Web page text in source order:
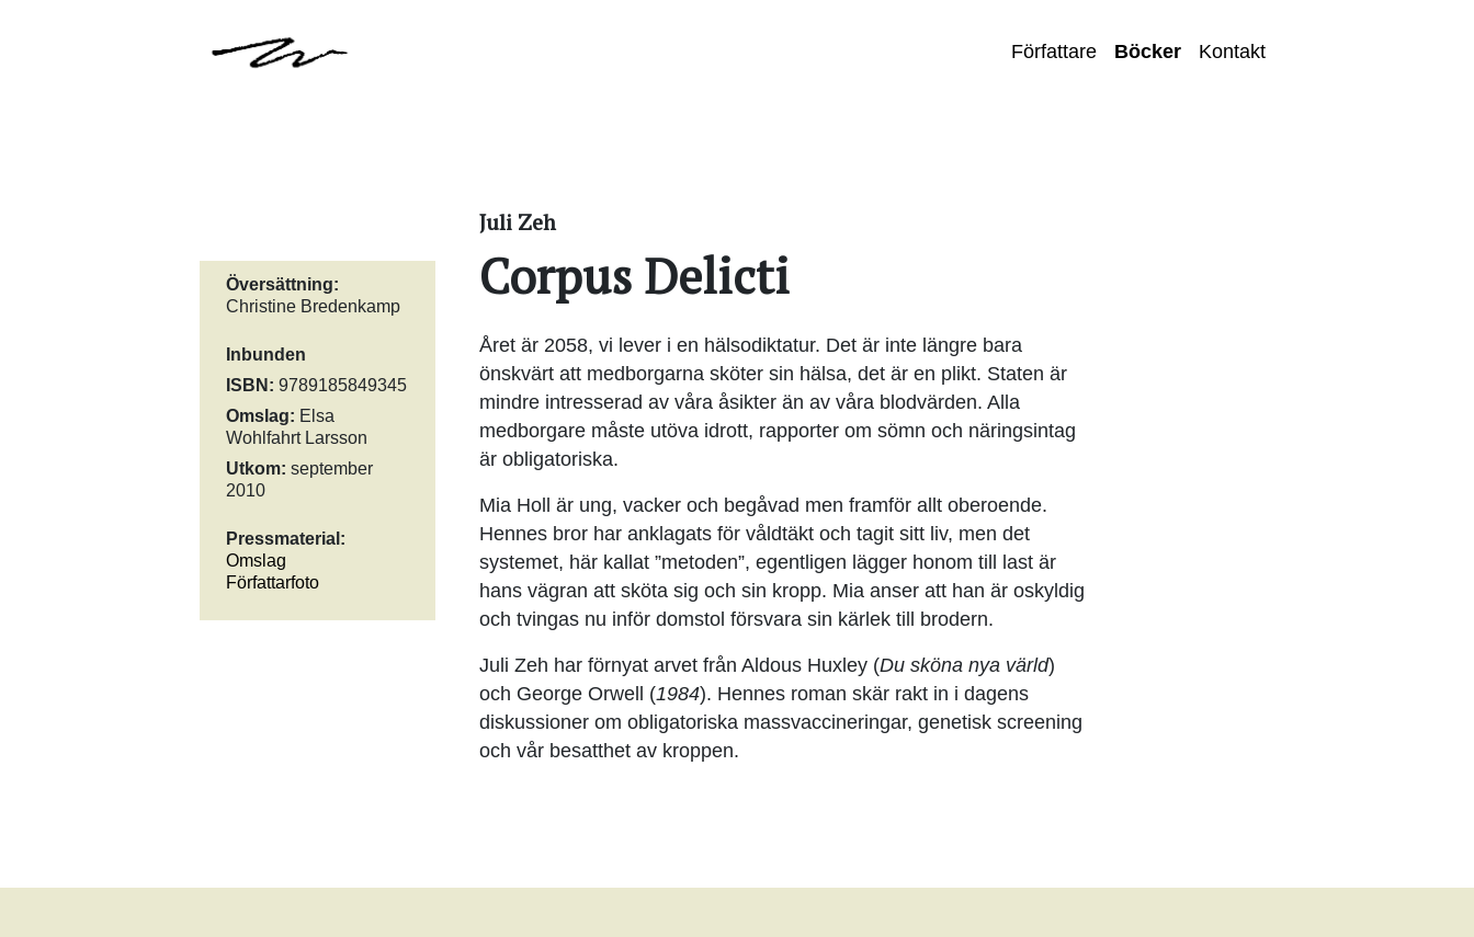
Författare Böcker Kontakt
Översättning:
Christine Bredenkamp
Inbunden
ISBN: 9789185849345
Omslag: Elsa
Wohlfahrt Larsson
Utkom: september
2010
Pressmaterial:
Omslag
Författarfoto
Juli Zeh
Corpus Delicti
Året är 2058, vi lever i en hälsodiktatur. Det är inte längre bara
önskvärt att medborgarna sköter sin hälsa, det är en plikt. Staten är
mindre intresserad av våra åsikter än av våra blodvärden. Alla
medborgare måste utöva idrott, rapporter om sömn och näringsintag
är obligatoriska.
Mia Holl är ung, vacker och begåvad men framför allt oberoende.
Hennes bror har anklagats för våldtäkt och tagit sitt liv, men det
systemet, här kallat ”metoden”, egentligen lägger honom till last är
hans vägran att sköta sig och sin kropp. Mia anser att han är oskyldig
och tvingas nu inför domstol försvara sin kärlek till brodern.
Juli Zeh har förnyat arvet från Aldous Huxley (Du sköna nya värld)
och George Orwell (1984). Hennes roman skär rakt in i dagens
diskussioner om obligatoriska massvaccineringar, genetisk screening
och vår besatthet av kroppen.